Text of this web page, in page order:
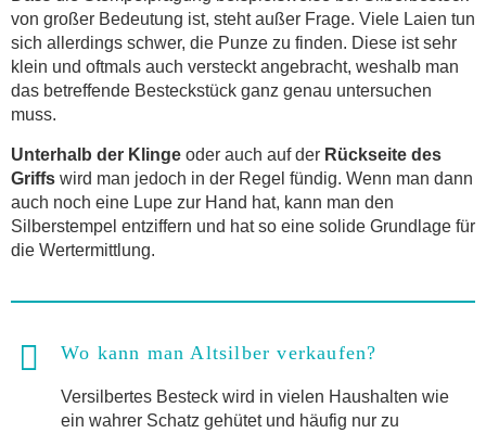
von großer Bedeutung ist, steht außer Frage. Viele Laien tun
sich allerdings schwer, die Punze zu finden. Diese ist sehr
klein und oftmals auch versteckt angebracht, weshalb man
das betreffende Besteckstück ganz genau untersuchen
muss.
Unterhalb der Klinge oder auch auf der Rückseite des
Griffs wird man jedoch in der Regel fündig. Wenn man dann
auch noch eine Lupe zur Hand hat, kann man den
Silberstempel entziffern und hat so eine solide Grundlage für
die Wertermittlung.
Wo kann man Altsilber verkaufen?
Versilbertes Besteck wird in vielen Haushalten wie
ein wahrer Schatz gehütet und häufig nur zu